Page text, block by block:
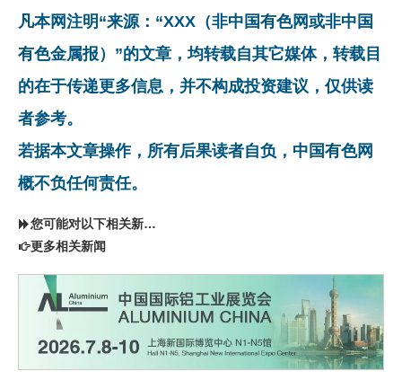
凡本网注明“来源：“XXX（非中国有色网或非中国
有色金属报）”的文章，均转载自其它媒体，转载目
的在于传递更多信息，并不构成投资建议，仅供读
者参考。
若据本文章操作，所有后果读者自负，中国有色网
概不负任何责任。
您可能对以下相关新闻同样感兴趣
更多相关新闻